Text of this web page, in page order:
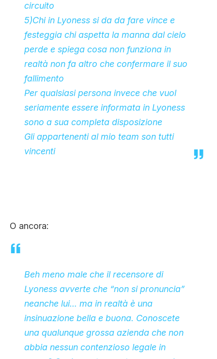
circuito
5)Chi in Lyoness si da da fare vince e
festeggia chi aspetta la manna dal cielo
perde e spiega cosa non funziona in
realtà non fa altro che confermare il suo
fallimento
Per qualsiasi persona invece che vuol
seriamente essere informata in Lyoness
sono a sua completa disposizione
Gli appartenenti al mio team son tutti
vincenti
O ancora:
Beh meno male che il recensore di
Lyoness avverte che “non si pronuncia”
neanche lui… ma in realtà è una
insinuazione bella e buona. Conoscete
una qualunque grossa azienda che non
abbia nessun contenzioso legale in